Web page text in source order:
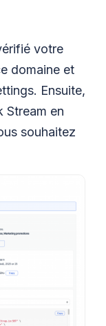
votre
domaine et
Ensuite,
Stream en
souhaitez